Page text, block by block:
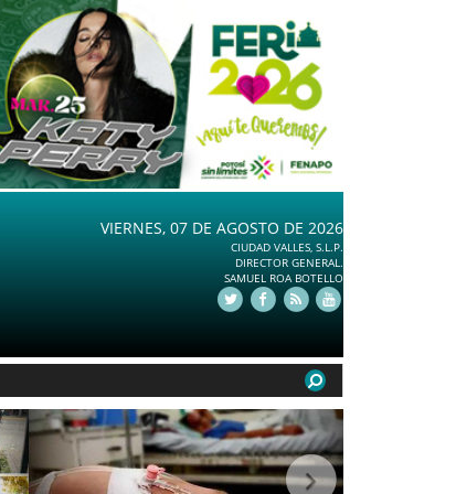
VIERNES, 07 DE AGOSTO DE 2026
CIUDAD VALLES, S.L.P.
DIRECTOR GENERAL.
SAMUEL ROA BOTELLO